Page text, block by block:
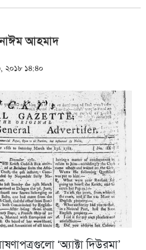
আহমাদ
২০১৮ ১৪:৪০
‘অ্যাক্টা দিউরমা’